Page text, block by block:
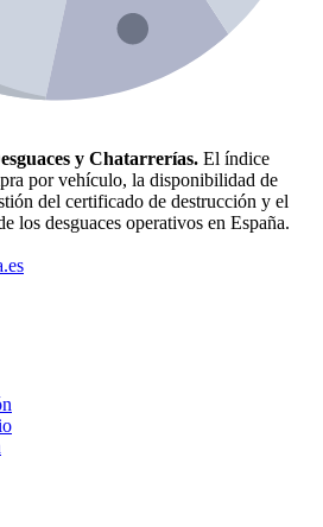
y Chatarrerías. El índice
por vehículo, la disponibilidad de
del certificado de destrucción y el
los desguaces operativos en España.